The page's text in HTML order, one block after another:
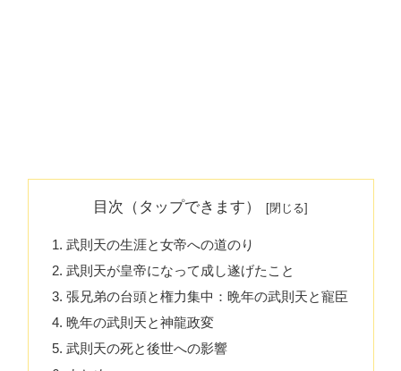
目次（タップできます）
武則天の生涯と女帝への道のり
武則天が皇帝になって成し遂げたこと
張兄弟の台頭と権力集中：晩年の武則天と寵臣
晩年の武則天と神龍政変
武則天の死と後世への影響